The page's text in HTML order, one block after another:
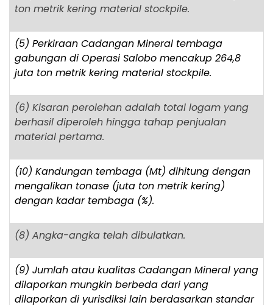
ton metrik kering material stockpile.
(5) Perkiraan Cadangan Mineral tembaga
gabungan di Operasi Salobo mencakup 264,8
juta ton metrik kering material stockpile.
(6) Kisaran perolehan adalah total logam yang
berhasil diperoleh hingga tahap penjualan
material pertama.
(10) Kandungan tembaga (Mt) dihitung dengan
mengalikan tonase (juta ton metrik kering)
dengan kadar tembaga (%).
(8) Angka-angka telah dibulatkan.
(9) Jumlah atau kualitas Cadangan Mineral yang
dilaporkan mungkin berbeda dari yang
dilaporkan di yurisdiksi lain berdasarkan standar